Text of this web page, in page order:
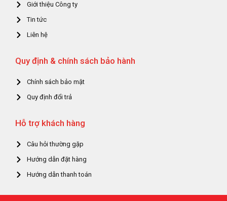
Giới thiệu Công ty
Tin tức
Liên hệ
Quy định & chính sách bảo hành
Chính sách bảo mật
Quy định đổi trả
Hỗ trợ khách hàng
Câu hỏi thường gặp
Hướng dẫn đặt hàng
Hướng dẫn thanh toán